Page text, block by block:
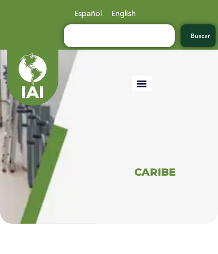
Español English
Buscar
CARIBE